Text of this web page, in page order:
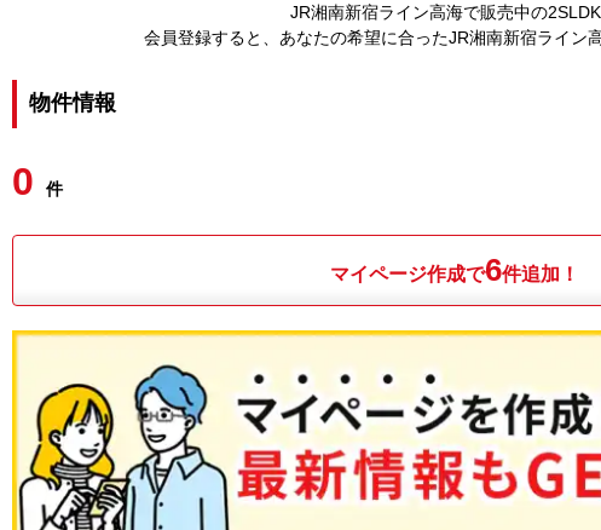
JR湘南新宿ライン高海で販売中の
会員登録すると、あなたの希望に合ったJR湘南新宿ライン
物件情報
0 件
マイページ作成で6件追加！